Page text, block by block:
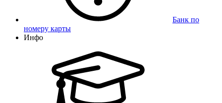
Банк по
номеру карты
Инфо